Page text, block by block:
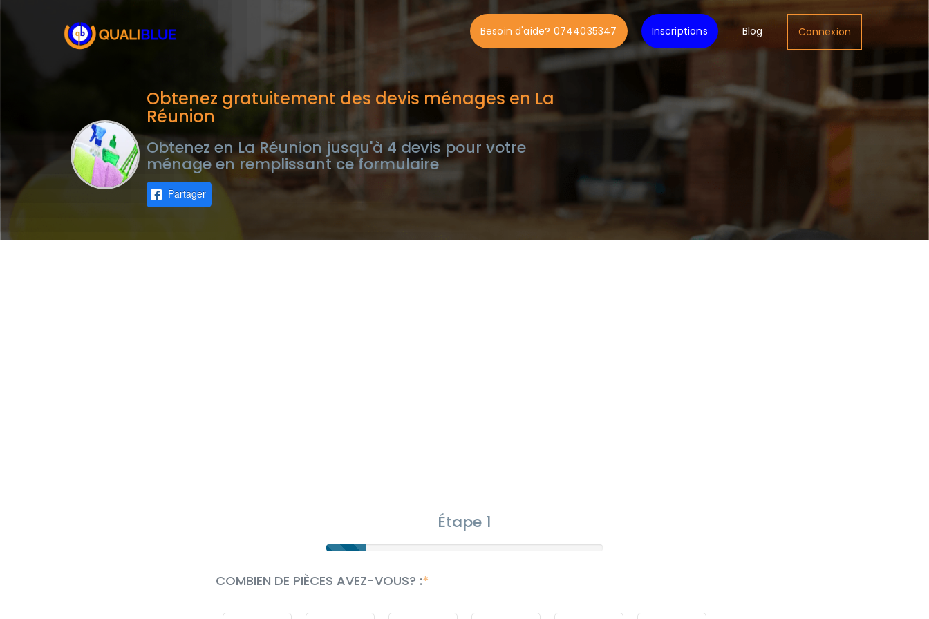
Besoin d'aide? 0744035347 Inscriptions Blog Connexion
Obtenez gratuitement des devis ménages en La
Réunion
Obtenez en La Réunion jusqu'à 4 devis pour votre
ménage en remplissant ce formulaire
Partager
Étape 1
COMBIEN DE PIÈCES AVEZ-VOUS? :